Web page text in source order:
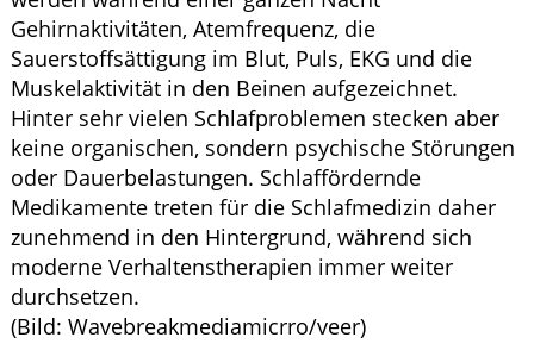
Gehirnaktivitäten, Atemfrequenz, die
Sauerstoffsättigung im Blut, Puls, EKG und die
Muskelaktivität in den Beinen aufgezeichnet.
Hinter sehr vielen Schlafproblemen stecken aber
keine organischen, sondern psychische Störungen
oder Dauerbelastungen. Schlaffördernde
Medikamente treten für die Schlafmedizin daher
zunehmend in den Hintergrund, während sich
moderne Verhaltenstherapien immer weiter
durchsetzen.
(Bild: Wavebreakmediamicrro/veer)